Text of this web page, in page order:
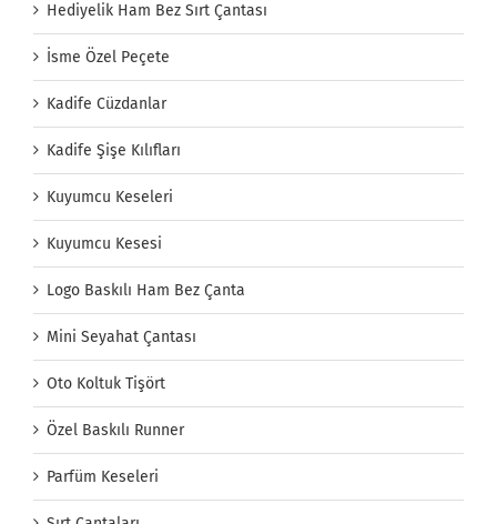
Hediyelik Ham Bez Sırt Çantası
İsme Özel Peçete
Kadife Cüzdanlar
Kadife Şişe Kılıfları
Kuyumcu Keseleri
Kuyumcu Kesesi
Logo Baskılı Ham Bez Çanta
Mini Seyahat Çantası
Oto Koltuk Tişört
Özel Baskılı Runner
Parfüm Keseleri